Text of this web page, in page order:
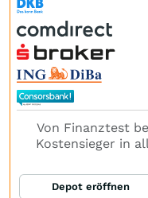
Von Finanztest
Kostensieger in
Depot eröffnen